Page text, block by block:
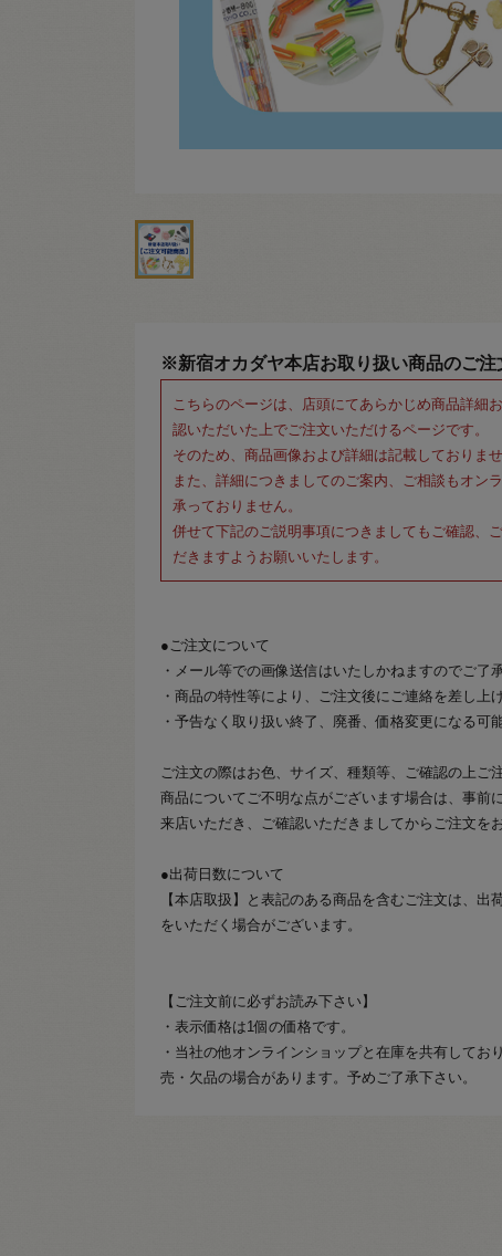
※新宿オカダヤ本店お取り扱い商品のご
こちらのページは、店頭にてあらかじめ商品詳細
認いただいた上でご注文いただけるページです。
そのため、商品画像および詳細は記載しておりませ
また、詳細につきましてのご案内、ご相談もオン
承っておりません。
併せて下記のご説明事項につきましてもご確認、
だきますようお願いいたします。
●ご注文について
・メール等での画像送信はいたしかねますのでご了
・商品の特性等により、ご注文後にご連絡を差し上
・予告なく取り扱い終了、廃番、価格変更になる可
ご注文の際はお色、サイズ、種類等、ご確認の上ご
商品についてご不明な点がございます場合は、事前に
来店いただき、ご確認いただきましてからご注文を
●出荷日数について
【本店取扱】と表記のある商品を含むご注文は、出
をいただく場合がございます。
【ご注文前に必ずお読み下さい】
・表示価格は1個の価格です。
・当社の他オンラインショップと在庫を共有してお
売・欠品の場合があります。予めご了承下さい。